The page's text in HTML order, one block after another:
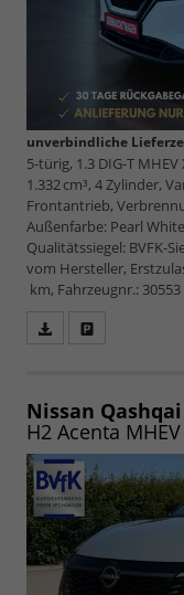
unverbindliche
5-türig, 1.3 DIG-T MHEV
1.332 cm³, 4 Zylinder,
Frontantrieb,
Außenfarbe: Pearl
Qualitätssiegel: BVFK-
vom Hersteller,
km, Fahrzeugnr.: 30553
speichern/drucken
Nissan Qashqai
H2 Acenta